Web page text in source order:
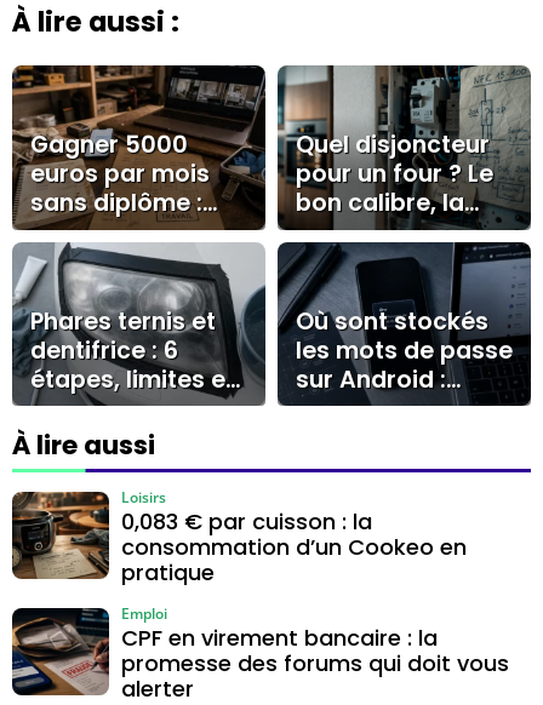
À lire aussi :
Gagner 5000
euros par mois
sans diplôme :
métiers crédibles,
compétences et
limites
Quel disjoncteur
pour un four ? Le
bon calibre, la
bonne section et
le cas du 32A
Phares ternis et
dentifrice : 6
étapes, limites et
bons gestes
Où sont stockés
les mots de passe
sur Android :
Google, Samsung
local ?
À lire aussi
0,083 € par cuisson : la
consommation d’un Cookeo en
pratique
Loisirs
CPF en virement bancaire : la
promesse des forums qui doit vous
alerter
Emploi